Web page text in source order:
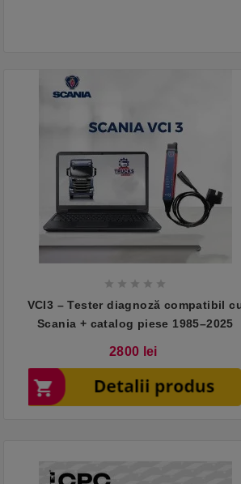
    
VCI3 – Tester diagnoză compatibil
Scania + catalog piese 1985–2025
2800 lei